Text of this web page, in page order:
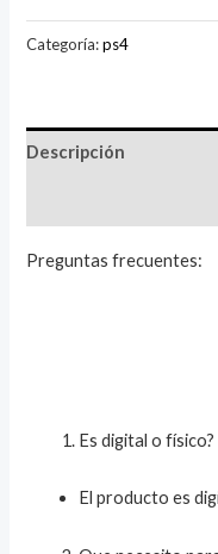
Categoría:ps4
Descripción
Preguntas frecuentes:
Es digital o físico?
El producto es